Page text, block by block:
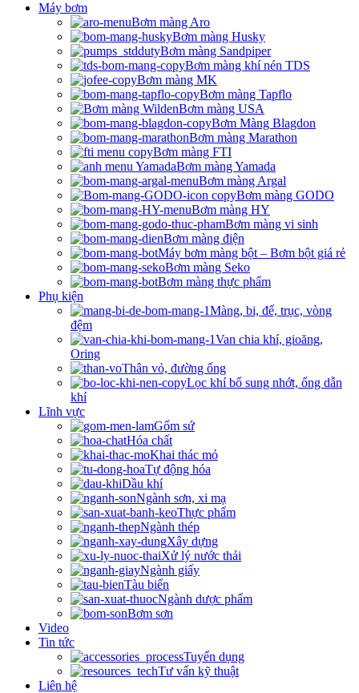
Máy bơm
Bơm màng Aro
Bơm màng Husky
Bơm màng Sandpiper
Bơm màng khí nén TDS
Bơm màng MK
Bơm màng Tapflo
Bơm màng USA
Bơm Màng Blagdon
Bơm màng Marathon
Bơm màng FTI
Bơm màng Yamada
Bơm màng Argal
Bơm màng GODO
Bơm màng HY
Bơm màng vi sinh
Bơm màng điện
Máy bơm màng bột – Bơm bột giá rẻ
Bơm màng Seko
Bơm màng thực phẩm
Phụ kiện
Màng, bi, đế, trục, vòng
đệm
Van chia khí, gioăng,
Oring
Thân vỏ, đường ống
Lọc khí bổ sung nhớt, ống dẫn
khí
Lĩnh vực
Gốm sứ
Hóa chất
Khai thác mỏ
Tự động hóa
Dầu khí
Ngành sơn, xi mạ
Thực phẩm
Ngành thép
Xây dựng
Xử lý nước thải
Ngành giấy
Tàu biển
Ngành dược phẩm
Bơm sơn
Video
Tin tức
Tuyển dụng
Tư vấn kỹ thuật
Liên hệ